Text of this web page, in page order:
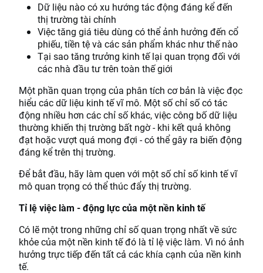
Dữ liệu nào có xu hướng tác động đáng kể đến
thị trường tài chính
Việc tăng giá tiêu dùng có thể ảnh hưởng đến cổ
phiếu, tiền tệ và các sản phẩm khác như thế nào
Tại sao tăng trưởng kinh tế lại quan trọng đối với
các nhà đầu tư trên toàn thế giới
Một phần quan trọng của phân tích cơ bản là việc đọc
hiểu các dữ liệu kinh tế vĩ mô. Một số chỉ số có tác
động nhiều hơn các chỉ số khác, việc công bố dữ liệu
thường khiến thị trường bất ngờ - khi kết quả không
đạt hoặc vượt quá mong đợi - có thể gây ra biến động
đáng kể trên thị trường.
Để bắt đầu, hãy làm quen với một số chỉ số kinh tế vĩ
mô quan trọng có thể thúc đẩy thị trường.
Tỉ lệ việc làm - động lực của một nền kinh tế
Có lẽ một trong những chỉ số quan trọng nhất về sức
khỏe của một nền kinh tế đó là tỉ lệ việc làm. Vì nó ảnh
hưởng trực tiếp đến tất cả các khía cạnh của nền kinh
tế.